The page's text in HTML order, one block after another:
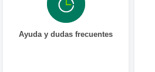
Ayuda y dudas frecuentes